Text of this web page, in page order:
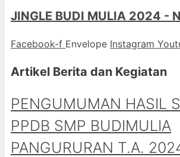
JINGLE BUDI MULIA 2024 -
Facebook-f Envelope Instagram
Artikel Berita dan Kegiatan
PENGUMUMAN HASIL
PPDB SMP BUDIMULIA
PANGURURAN T.A.